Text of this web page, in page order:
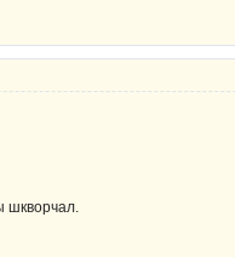
шкворчал.